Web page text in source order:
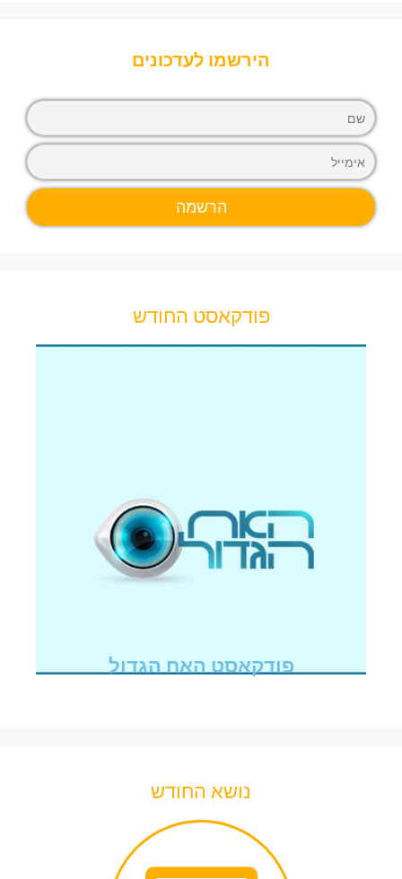
הירשמו לעדכונים
פודקאסט החודש
פודקאסט האח הגדול
נושא החודש